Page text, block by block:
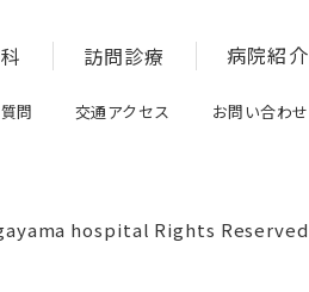
訪問診療 病院紹介
問 交通アクセス お問い合わせ
hospital Rights Reserved